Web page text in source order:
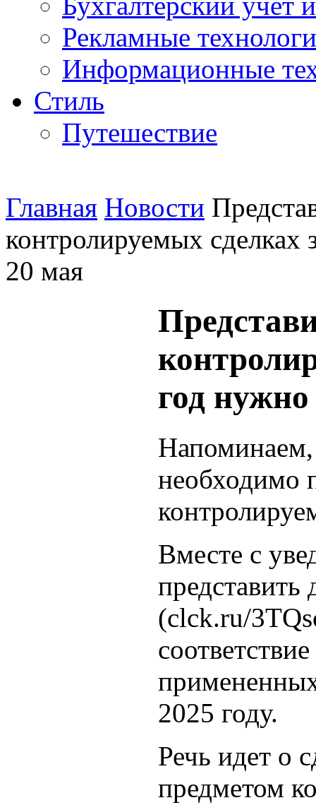
Рекламные
Информационные
Стиль
Путешествие
Главная Новости
контролируемых сделках
20 мая
год нужно
Напоминаем,
необходимо
Вместе с
(clck.ru/
2025 году.
Речь идет о
предметом